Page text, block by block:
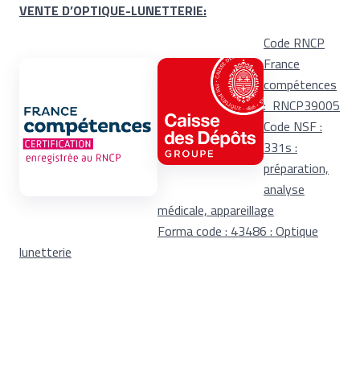
VENTE D’OPTIQUE-LUNETTERIE:
Code RNCP
France
compétences
: RNCP39005
Code NSF :
331s :
préparation,
analyse
médicale, appareillage
Forma code : 43486 : Optique
lunetterie